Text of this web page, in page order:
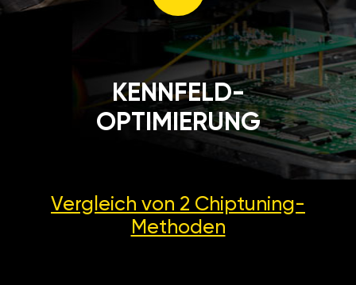
KENNFELD-
OPTIMIERUNG
Vergleich von 2 Chiptuning-
Methoden